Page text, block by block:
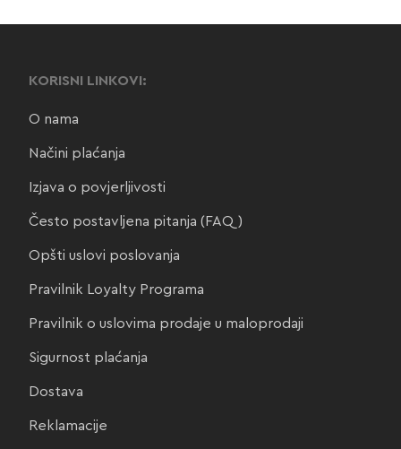
KORISNI LINKOVI:
O nama
Načini plaćanja
Izjava o povjerljivosti
Često postavljena pitanja (FAQ)
Opšti uslovi poslovanja
Pravilnik Loyalty Programa
Pravilnik o uslovima prodaje u maloprodaji
Sigurnost plaćanja
Dostava
Reklamacije